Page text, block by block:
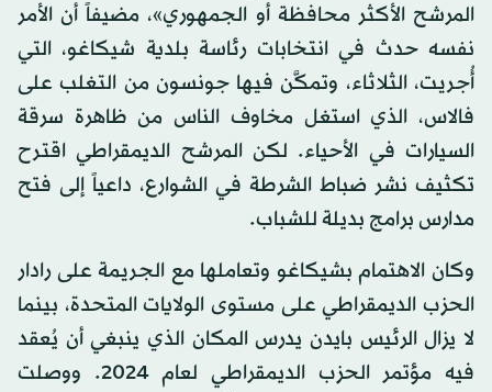
المرشح الأكثر محافظة أو الجمهوري»، مضيفاً أن الأمر
نفسه حدث في انتخابات رئاسة بلدية شيكاغو، التي
أُجريت، الثلاثاء، وتمكَّن فيها جونسون من التغلب على
فالاس، الذي استغل مخاوف الناس من ظاهرة سرقة
السيارات في الأحياء. لكن المرشح الديمقراطي اقترح
تكثيف نشر ضباط الشرطة في الشوارع، داعياً إلى فتح
مدارس برامج بديلة للشباب.
وكان الاهتمام بشيكاغو وتعاملها مع الجريمة على رادار
الحزب الديمقراطي على مستوى الولايات المتحدة، بينما
لا يزال الرئيس بايدن يدرس المكان الذي ينبغي أن يُعقد
فيه مؤتمر الحزب الديمقراطي لعام 2024. ووصلت